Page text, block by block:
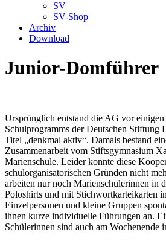
SV
SV-Shop
Archiv
Download
Junior-Domführer
Ursprünglich entstand die AG vor einigen
Schulprogramms der Deutschen Stiftung
Titel „denkmal aktiv“. Damals bestand
Zusammenarbeit vom Stiftsgymnasium
Marienschule. Leider konnte diese
schulorganisatorischen Gründen nicht
arbeiten nur noch Marienschülerinnen in
Poloshirts und mit Stichwortkarteikarten
Einzelpersonen und kleine Gruppen
ihnen kurze individuelle Führungen an.
Schülerinnen sind auch am Wochenende